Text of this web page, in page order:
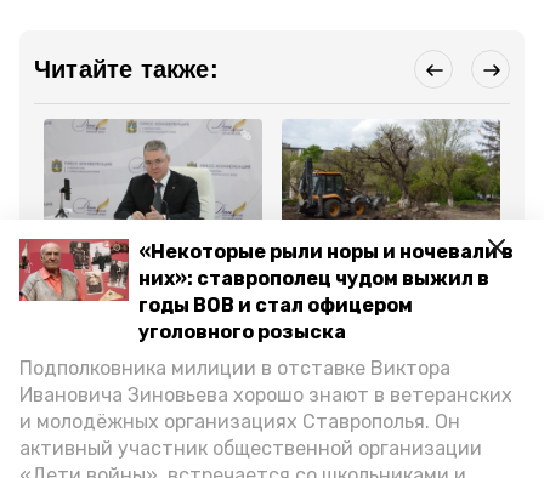
«Некоторые рыли норы и ночевали в
них»: ставрополец чудом выжил в
годы ВОВ и стал офицером
уголовного розыска
Подполковника милиции в отставке Виктора
Ивановича Зиновьева хорошо знают в ветеранских
и молодёжных организациях Ставрополья. Он
активный участник общественной организации
Читайте также:
Общество
16 сентября 2023, 22:22
Губернатор
Ставрополья
проконтролировал
исполнение поручений,
данных после прямых
линий
Общество
22 августа 2023, 17:04
После обращения на
прямую линию
губернатора аграрному
Ставрополье купят
Все новости